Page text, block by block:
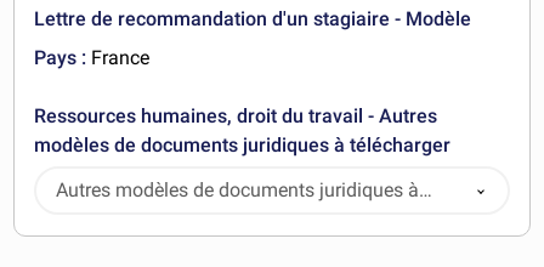
Lettre de recommandation d'un stagiaire - Modèle
Pays : France
Ressources humaines, droit du travail - Autres
modèles de documents juridiques à télécharger
Autres modèles de documents juridiques à
télécharger